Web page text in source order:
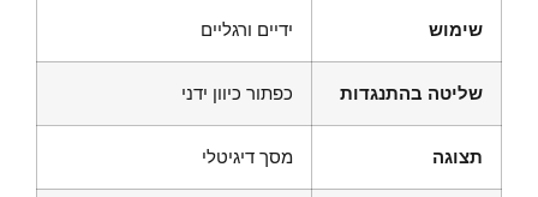
שימוש ידיים ורגליים
שליטה בהתנגדות כפתור כיוון ידני
תצוגה מסך דיגיטלי